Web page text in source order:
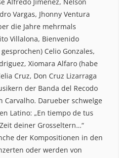
Vargas, Jhonny Ventura
die Jahre mehrmals
Villalona, Bienvenido
Celio Gonzales,
Xiomara Alfaro (habe
Cruz, Don Cruz Lizarraga
der Banda del Recodo
Carvalho. Darueber schwelge
Latino: „En tiempo de tus
deiner Grosseltern…“
der Kompositionen in den
oder werden von